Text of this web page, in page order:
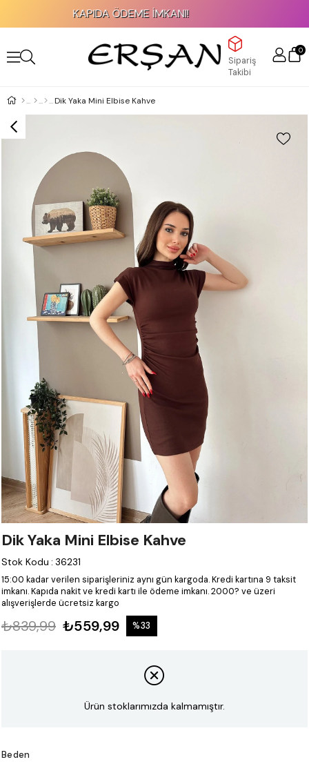
KAPIDA ÖDEME İMKANI!
Sipariş
Takibi
0
Dik Yaka Mini Elbise Kahve
Dik Yaka Mini Elbise Kahve
Stok Kodu : 36231
15:00 kadar verilen siparişleriniz aynı gün kargoda.Kredi kartına 9 taksit
imkanı.Kapıda nakit ve kredi kartı ile ödeme imkanı.2000? ve üzeri
alışverişlerde ücretsiz kargo
₺839,99 ₺559,99 %33
Ürün stoklarımızda kalmamıştır.
Beden